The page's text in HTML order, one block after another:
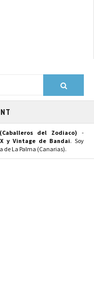
del Zodiaco) -
y Vintage de Bandai. Soy
de La Palma (Canarias).